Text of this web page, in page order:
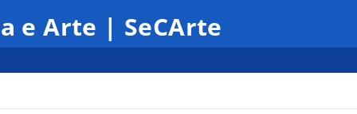
e Arte | SeCArte